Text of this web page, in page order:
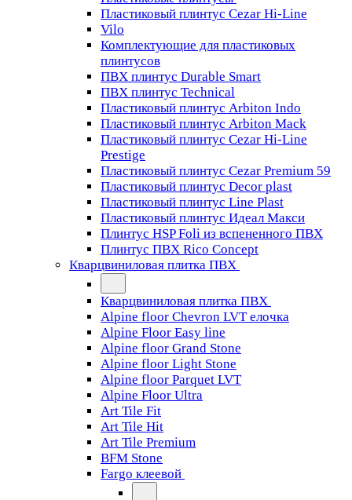
Пластиковый плинтус Cezar Hi-Line
Vilo
Комплектующие для пластиковых
плинтусов
ПВХ плинтус Durable Smart
ПВХ плинтус Technical
Пластиковый плинтус Arbiton Indo
Пластиковый плинтус Arbiton Mack
Пластиковый плинтус Cezar Hi-Line
Prestige
Пластиковый плинтус Cezar Premium 59
Пластиковый плинтус Decor plast
Пластиковый плинтус Line Plast
Пластиковый плинтус Идеал Макси
Плинтус HSP Foli из вспененного ПВХ
Плинтус ПВХ Rico Concept
Кварцвиниловая плитка ПВХ
Кварцвиниловая плитка ПВХ
Alpine floor Chevron LVT елочка
Alpine Floor Easy line
Alpine floor Grand Stone
Alpine floor Light Stone
Alpine floor Parquet LVT
Alpine Floor Ultra
Art Tile Fit
Art Tile Hit
Art Tile Premium
BFM Stone
Fargo клеевой